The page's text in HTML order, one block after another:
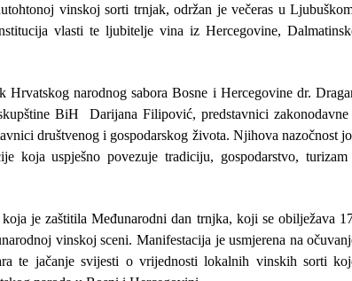
vinskoj sorti trnjak, održan je večeras u
vlasti te ljubitelje vina iz Hercegovine,
Hrvatskog narodnog sabora Bosne i Hercegovinedr.
BiH Darijana Filipović, predstavnici
društvenog i gospodarskog života. Njihova nazočnost
koja uspješno povezuje tradiciju, gospodarstvo, turizam
je zaštitila Međunarodni dan trnjka, koji se obilježava
vinskoj sceni. Manifestacija je usmjerena na
te jačanje svijesti o vrijednosti lokalnih vinskih sorti